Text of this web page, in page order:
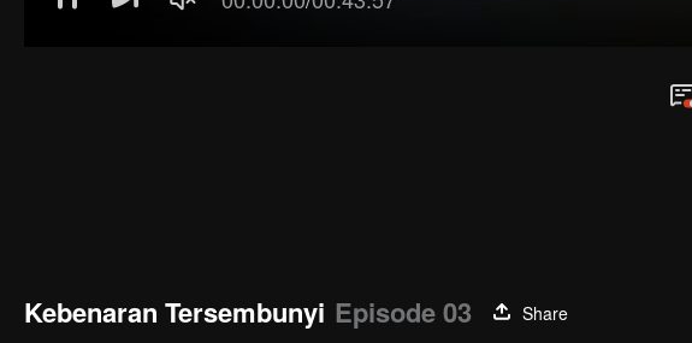
Kebenaran Tersembunyi Episode 03
Share